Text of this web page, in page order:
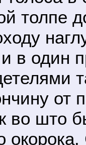
толпе
в один
от
во што